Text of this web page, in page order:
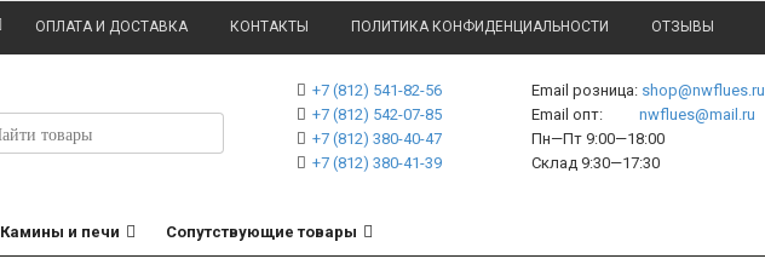
ОПЛАТА И ДОСТАВКА КОНТАКТЫ ПОЛИТИКА КОНФИДЕНЦИАЛЬНОСТИ ОТЗЫВЫ
+7 (812) 541-82-56
+7 (812) 542-07-85
+7 (812) 380-40-47
+7 (812) 380-41-39
Email розница: shop@nwflues.ru
Email опт: nwflues@mail.ru
Пн—Пт 9:00—18:00
Склад 9:30—17:30
Камины и печи Сопутствующие товары